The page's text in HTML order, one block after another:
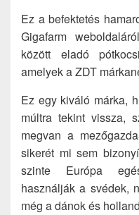
Ez a befektetés
Gigafarm
között eladó
amelyek a ZDT
Ez egy kiváló márka,
múltra tekint vissza,
megvan a
sikerét mi sem
szinte Európa
használják a svédek,
még a dánok és